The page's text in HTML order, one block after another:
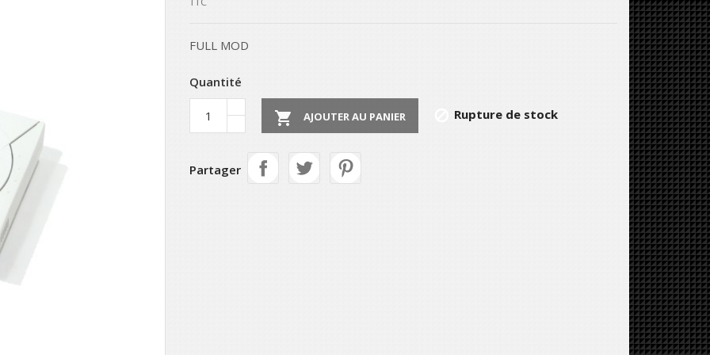
FULL MOD
Quantité
 AJOUTER AU PANIER Rupture de stock
Partager